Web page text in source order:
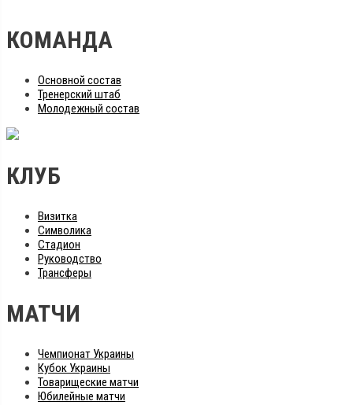
КОМАНДА
Основной состав
Тренерский штаб
Молодежный состав
КЛУБ
Визитка
Символика
Стадион
Руководство
Трансферы
МАТЧИ
Чемпионат Украины
Кубок Украины
Товарищеские матчи
Юбилейные матчи